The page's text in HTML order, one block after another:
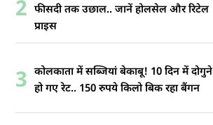
2 फीसदी तक उछाल.. जानें होलसेल और रिटेल
प्राइस
3 कोलकाता में सब्जियां बेकाबू! 10 दिन में दोगुने
हो गए रेट.. 150 रुपये किलो बिक रहा बैंगन